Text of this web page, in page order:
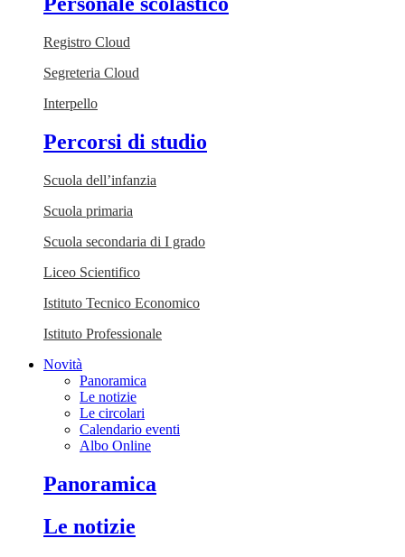
Registro Cloud
Segreteria Cloud
Interpello
Percorsi di studio
Scuola dell’infanzia
Scuola primaria
Scuola secondaria di I grado
Liceo Scientifico
Istituto Tecnico Economico
Istituto Professionale
Novità
Panoramica
Le notizie
Le circolari
Calendario eventi
Albo Online
Panoramica
Le notizie